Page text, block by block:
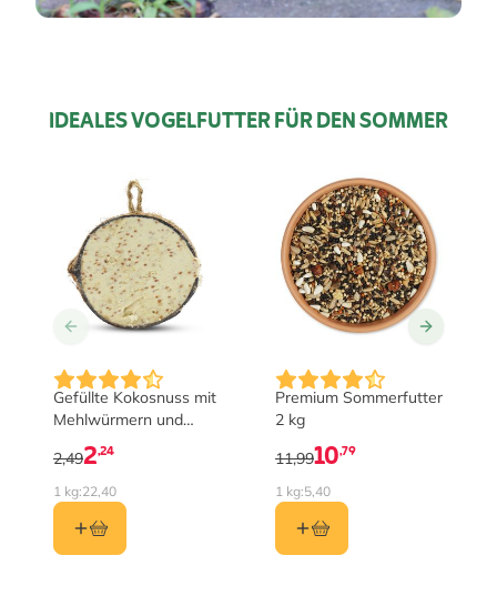
IDEALES VOGELFUTTER FÜR DEN SOMMER
Gefüllte Kokosnuss mit
Mehlwürmern und
Insekten halb
2,24
2,49
1 kg:22,40
Premium Sommerfutter
2 kg
10,79
11,99
1 kg:5,40